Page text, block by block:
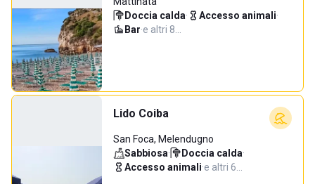
Doccia calda· Accesso animali·
Bar·e altri 8…
Lido Coiba
San Foca, Melendugno
Sabbiosa· Doccia calda·
Accesso animali·e altri 6…